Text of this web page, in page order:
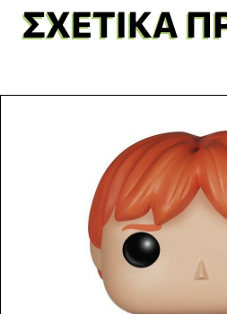
ΣΧΕΤΙΚΆ